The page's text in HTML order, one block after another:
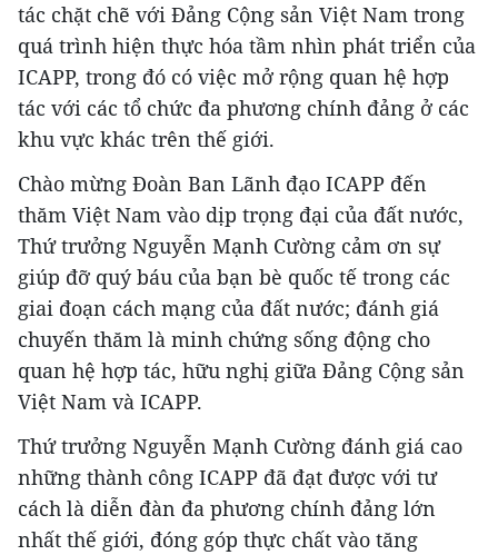
tác chặt chẽ với Đảng Cộng sản Việt Nam trong
quá trình hiện thực hóa tầm nhìn phát triển của
ICAPP, trong đó có việc mở rộng quan hệ hợp
tác với các tổ chức đa phương chính đảng ở các
khu vực khác trên thế giới.
Chào mừng Đoàn Ban Lãnh đạo ICAPP đến
thăm Việt Nam vào dịp trọng đại của đất nước,
Thứ trưởng Nguyễn Mạnh Cường cảm ơn sự
giúp đỡ quý báu của bạn bè quốc tế trong các
giai đoạn cách mạng của đất nước; đánh giá
chuyến thăm là minh chứng sống động cho
quan hệ hợp tác, hữu nghị giữa Đảng Cộng sản
Việt Nam và ICAPP.
Thứ trưởng Nguyễn Mạnh Cường đánh giá cao
những thành công ICAPP đã đạt được với tư
cách là diễn đàn đa phương chính đảng lớn
nhất thế giới, đóng góp thực chất vào tăng